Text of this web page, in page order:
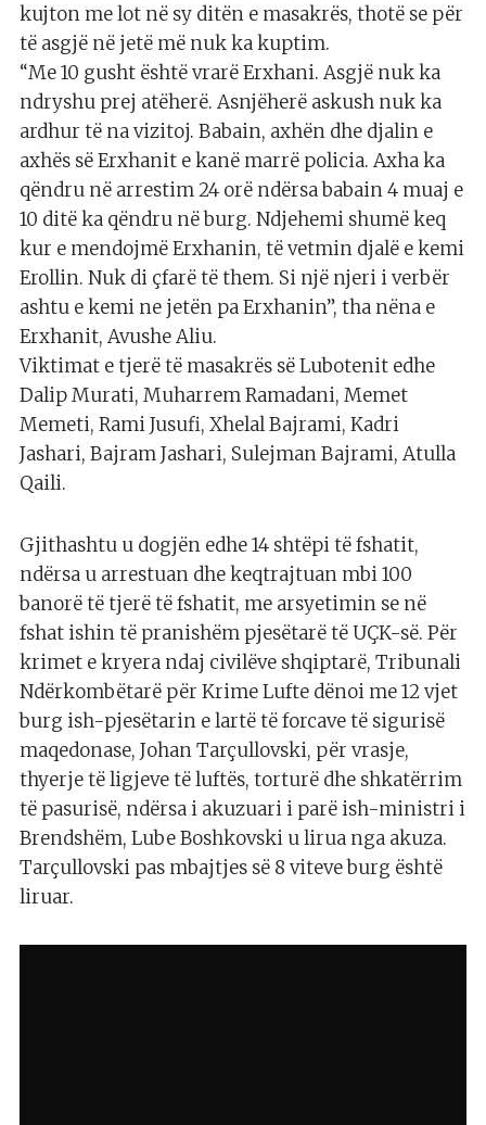
kujton me lot në sy ditën e masakrës, thotë se për
të asgjë në jetë më nuk ka kuptim.
“Me 10 gusht është vrarë Erxhani. Asgjë nuk ka
ndryshu prej atëherë. Asnjëherë askush nuk ka
ardhur të na vizitoj. Babain, axhën dhe djalin e
axhës së Erxhanit e kanë marrë policia. Axha ka
qëndru në arrestim 24 orë ndërsa babain 4 muaj e
10 ditë ka qëndru në burg. Ndjehemi shumë keq
kur e mendojmë Erxhanin, të vetmin djalë e kemi
Erollin. Nuk di çfarë të them. Si një njeri i verbër
ashtu e kemi ne jetën pa Erxhanin”, tha nëna e
Erxhanit, Avushe Aliu.
Viktimat e tjerë të masakrës së Lubotenit edhe
Dalip Murati, Muharrem Ramadani, Memet
Memeti, Rami Jusufi, Xhelal Bajrami, Kadri
Jashari, Bajram Jashari, Sulejman Bajrami, Atulla
Qaili.
Gjithashtu u dogjën edhe 14 shtëpi të fshatit,
ndërsa u arrestuan dhe keqtrajtuan mbi 100
banorë të tjerë të fshatit, me arsyetimin se në
fshat ishin të pranishëm pjesëtarë të UÇK-së. Për
krimet e kryera ndaj civilëve shqiptarë, Tribunali
Ndërkombëtarë për Krime Lufte dënoi me 12 vjet
burg ish-pjesëtarin e lartë të forcave të sigurisë
maqedonase, Johan Tarçullovski, për vrasje,
thyerje të ligjeve të luftës, torturë dhe shkatërrim
të pasurisë, ndërsa i akuzuari i parë ish-ministri i
Brendshëm, Lube Boshkovski u lirua nga akuza.
Tarçullovski pas mbajtjes së 8 viteve burg është
liruar.